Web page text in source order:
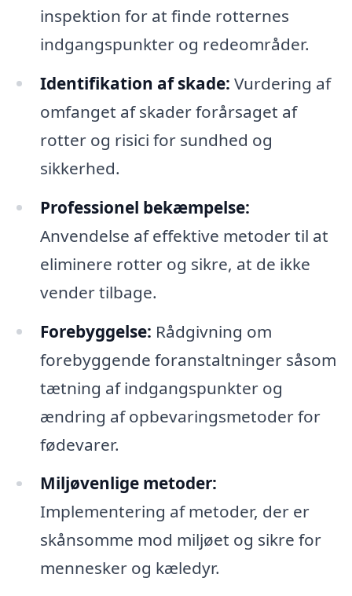
inspektion for at finde rotternes
indgangspunkter og redeområder.
Identifikation af skade: Vurdering af
omfanget af skader forårsaget af
rotter og risici for sundhed og
sikkerhed.
Professionel bekæmpelse:
Anvendelse af effektive metoder til at
eliminere rotter og sikre, at de ikke
vender tilbage.
Forebyggelse: Rådgivning om
forebyggende foranstaltninger såsom
tætning af indgangspunkter og
ændring af opbevaringsmetoder for
fødevarer.
Miljøvenlige metoder:
Implementering af metoder, der er
skånsomme mod miljøet og sikre for
mennesker og kæledyr.